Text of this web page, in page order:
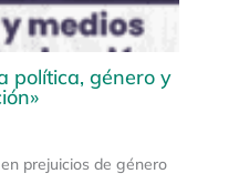
política, género y
prejuicios de género